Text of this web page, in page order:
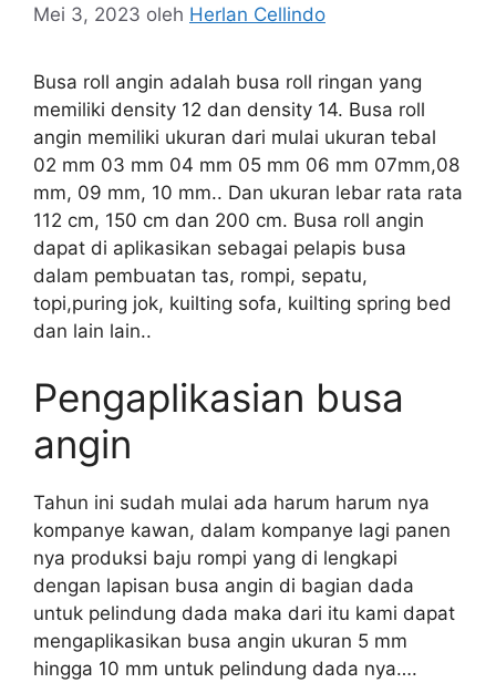
Mei 3, 2023 oleh Herlan Cellindo
Busa roll angin adalah busa roll ringan yang
memiliki density 12 dan density 14. Busa roll
angin memiliki ukuran dari mulai ukuran tebal
02 mm 03 mm 04 mm 05 mm 06 mm 07mm,08
mm, 09 mm, 10 mm.. Dan ukuran lebar rata rata
112 cm, 150 cm dan 200 cm. Busa roll angin
dapat di aplikasikan sebagai pelapis busa
dalam pembuatan tas, rompi, sepatu,
topi,puring jok, kuilting sofa, kuilting spring bed
dan lain lain..
Pengaplikasian busa
angin
Tahun ini sudah mulai ada harum harum nya
kompanye kawan, dalam kompanye lagi panen
nya produksi baju rompi yang di lengkapi
dengan lapisan busa angin di bagian dada
untuk pelindung dada maka dari itu kami dapat
mengaplikasikan busa angin ukuran 5 mm
hingga 10 mm untuk pelindung dada nya….